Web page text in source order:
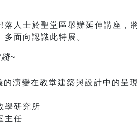
落人士於聖堂區舉辦延伸講座
面向認識此特展。
~
演變在教堂建築與設計中的呈現
學研究所
主任